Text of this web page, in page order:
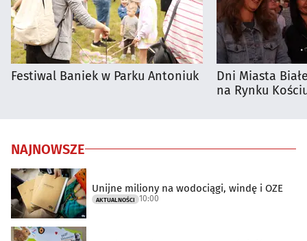
Festiwal Baniek w Parku Antoniuk
Dni Miasta
na Rynku
NAJNOWSZE
Unijne miliony na wodociągi, windę i OZE
AKTUALNOŚCI 10:00